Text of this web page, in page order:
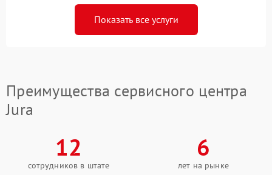
Показать все услуги
Преимущества сервисного центра
Jura
12
сотрудников в штате
6
лет на рынке